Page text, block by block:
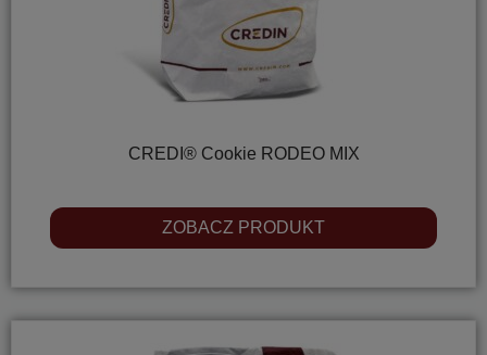
CREDI® Cookie RODEO MIX
ZOBACZ PRODUKT